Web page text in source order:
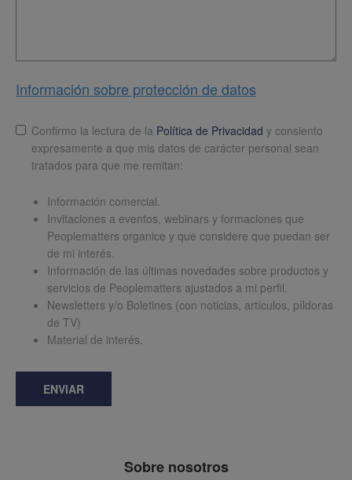
Información sobre protección de datos
LopdConfirmo la lectura de la Política de Privacidad y consiento
expresamente a que mis datos de carácter personal sean
tratados para que me remitan:
Información comercial.
Invitaciones a eventos, webinars y formaciones que
Peoplematters organice y que considere que puedan ser
de mi interés.
Información de las últimas novedades sobre productos y
servicios de Peoplematters ajustados a mi perfil.
Newsletters y/o Boletines (con noticias, artículos, píldoras
de TV)
Material de interés.
ENVIAR
Sobre nosotros